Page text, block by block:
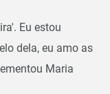
Eu estou
dela, eu amo as
Maria